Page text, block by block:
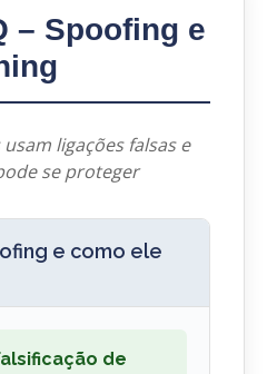
– Spoofing e
ligações falsas e
se proteger
e como ele
de